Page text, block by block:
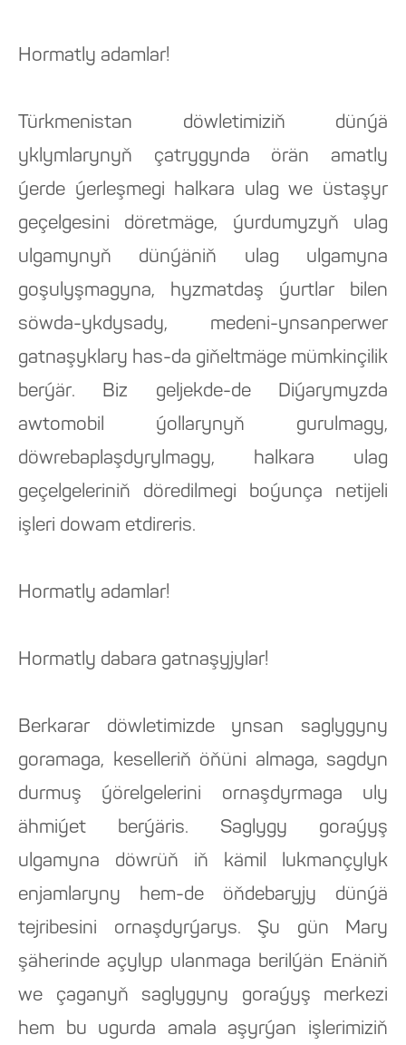
Hormatly adamlar!
Türkmenistan döwletimiziň dünýä
yklymlarynyň çatrygynda örän amatly
ýerde ýerleşmegi halkara ulag we üstaşyr
geçelgesini döretmäge, ýurdumyzyň ulag
ulgamynyň dünýäniň ulag ulgamyna
goşulyşmagyna, hyzmatdaş ýurtlar bilen
söwda-ykdysady, medeni-ynsanperwer
gatnaşyklary has-da giňeltmäge mümkinçilik
berýär. Biz geljekde-de Diýarymyzda
awtomobil ýollarynyň gurulmagy,
döwrebaplaşdyrylmagy, halkara ulag
geçelgeleriniň döredilmegi boýunça netijeli
işleri dowam etdireris.
Hormatly adamlar!
Hormatly dabara gatnaşyjylar!
Berkarar döwletimizde ynsan saglygyny
goramaga, keselleriň öňüni almaga, sagdyn
durmuş ýörelgelerini ornaşdyrmaga uly
ähmiýet berýäris. Saglygy goraýyş
ulgamyna döwrüň iň kämil lukmançylyk
enjamlaryny hem-de öňdebaryjy dünýä
tejribesini ornaşdyrýarys. Şu gün Mary
şäherinde açylyp ulanmaga berilýän Enäniň
we çaganyň saglygyny goraýyş merkezi
hem bu ugurda amala aşyrýan işlerimiziň